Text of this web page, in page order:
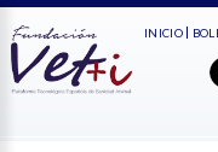
INICIO